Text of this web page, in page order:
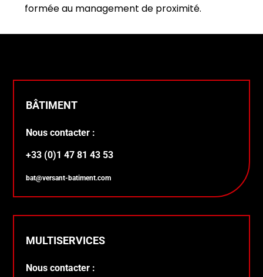
formée au management de proximité.
BÂTIMENT
Nous contacter :
+33 (0)1 47 81 43 53
bat@versant-batiment.com
MULTISERVICES
Nous contacter :